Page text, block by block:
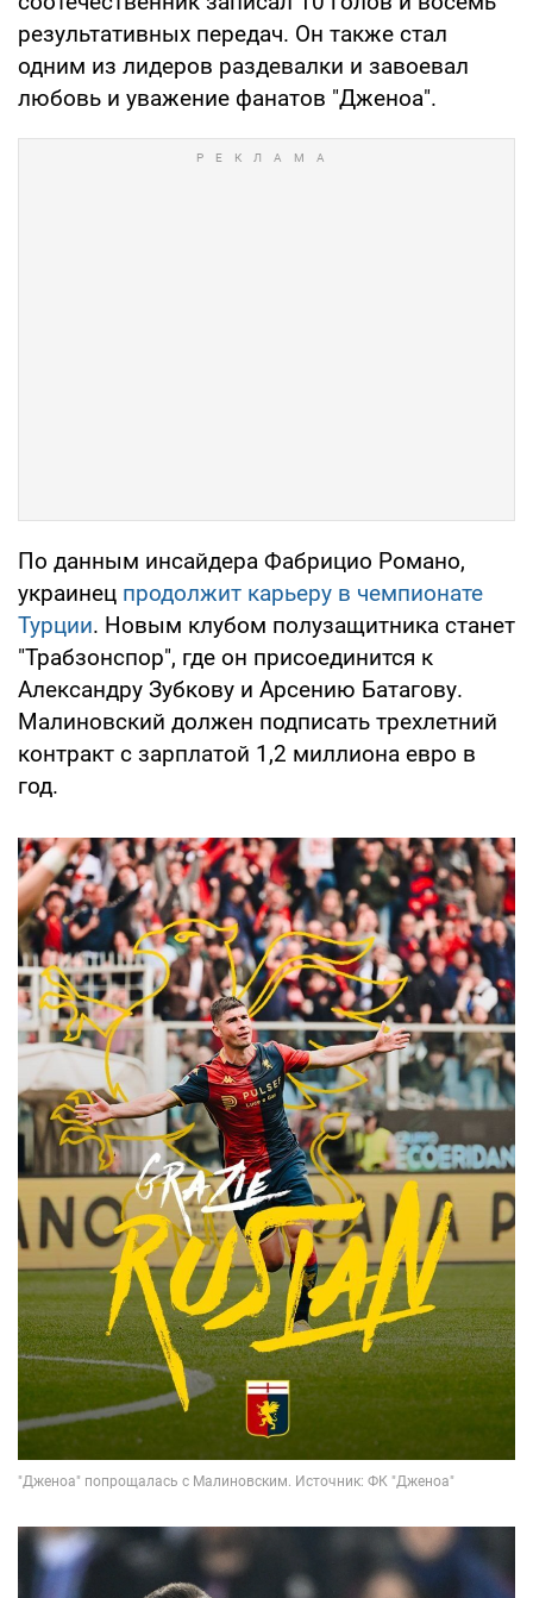
результативных передач. Он также стал
одним из лидеров раздевалки и завоевал
любовь и уважение фанатов "Дженоа".
По данным инсайдера Фабрицио Романо,
украинец продолжит карьеру в чемпионате
Турции. Новым клубом полузащитника станет
"Трабзонспор", где он присоединится к
Александру Зубкову и Арсению Батагову.
Малиновский должен подписать трехлетний
контракт с зарплатой 1,2 миллиона евро в
год.